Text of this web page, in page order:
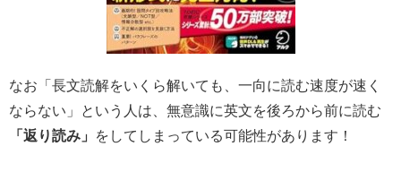
なお「長文読解をいくら解いても、一向に読む速度が速く
ならない」という人は、無意識に英文を後ろから前に読む
「返り読み」
をしてしまっている可能性があります！